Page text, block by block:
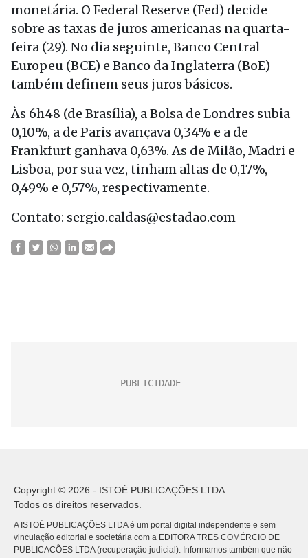
monetária. O Federal Reserve (Fed) decide
sobre as taxas de juros americanas na quarta-
feira (29). No dia seguinte, Banco Central
Europeu (BCE) e Banco da Inglaterra (BoE)
também definem seus juros básicos.
Às 6h48 (de Brasília), a Bolsa de Londres subia
0,10%, a de Paris avançava 0,34% e a de
Frankfurt ganhava 0,63%. As de Milão, Madri e
Lisboa, por sua vez, tinham altas de 0,17%,
0,49% e 0,57%, respectivamente.
Contato: sergio.caldas@estadao.com
Copyright © 2026 - ISTOÉ PUBLICAÇÕES LTDA
Todos os direitos reservados.
A ISTOÉ PUBLICAÇÕES LTDA é um portal digital independente e sem
vinculação editorial e societária com a EDITORA TRES COMÉRCIO DE
PUBLICACÕES LTDA (recuperação judicial). Informamos também que não